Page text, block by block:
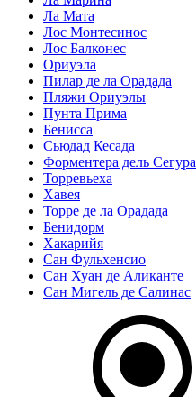
Ла Мата
Лос Монтесинос
Лос Балконес
Ориуэла
Пилар де ла Орадада
Пляжи Ориуэлы
Пунта Прима
Бенисса
Сьюдад Кесада
Форментера дель Сегура
Торревьеха
Хавея
Торре де ла Орадада
Бенидорм
Хакарийя
Сан Фульхенсио
Сан Хуан де Аликанте
Сан Мигель де Салинас